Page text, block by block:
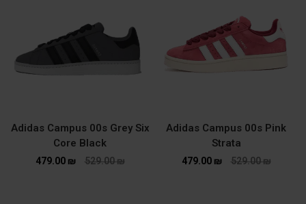
Adidas Campus 00s Pink
Strata
529.00₪
479.00 ₪
Adidas Campus 00s Grey Six
Core Black
529.00₪
479.00 ₪